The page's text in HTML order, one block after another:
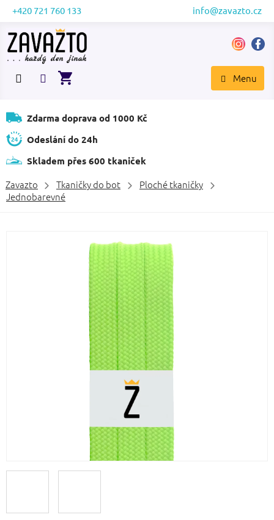
Přejít
obsah
+420 721 760 133 info@zavazto.cz
NÁKUPNÍ
Zdarma doprava od 1000 Kč
Odeslání do 24h
Skladem přes 600 tkaniček
Zavazto Tkaničky do bot
Ploché tkaničky
Jednobarevné